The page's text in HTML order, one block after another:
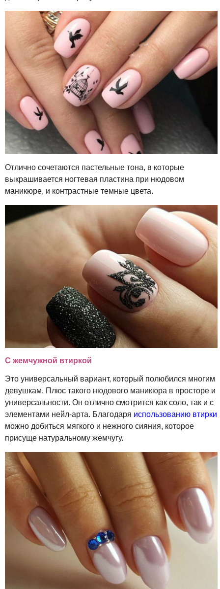
Отлично сочетаются пастельные тона, в которые
выкрашивается ногтевая пластина при нюдовом
маникюре, и контрастные темные цвета.
С жемчужной втиркой
Это универсальный вариант, который полюбился многим
девушкам. Плюс такого нюдового маникюра в просторе и
универсальности. Он отлично смотрится как соло, так и с
элементами нейл-арта. Благодаря использованию втирки
можно добиться мягкого и нежного сияния, которое
присуще натуральному жемчугу.